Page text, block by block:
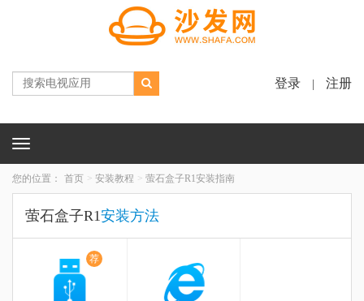
登录 注册
Toggle
您的位置： 首页 安装教程 萤石盒子R1安装指南
萤石盒子R1安装方法
荐